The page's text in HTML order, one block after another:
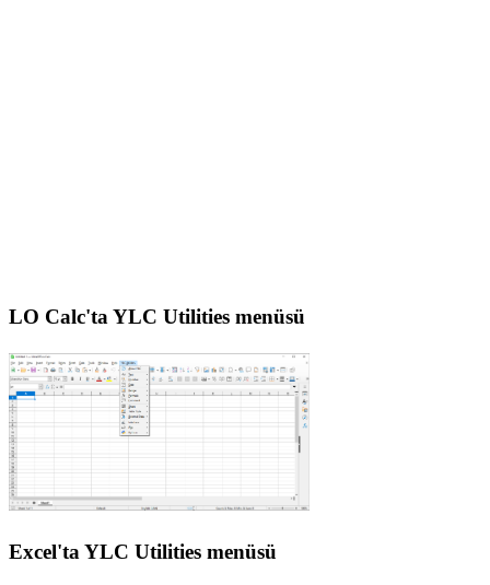
LO Calc'ta YLC Utilities menüsü
Excel'ta YLC Utilities menüsü